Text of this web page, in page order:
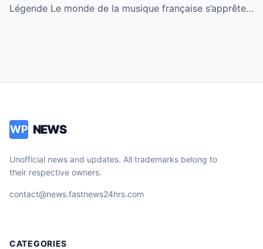
Légende Le monde de la musique française s’apprête…
WP NEWS
Unofficial news and updates. All trademarks belong to
their respective owners.
contact@news.fastnews24hrs.com
CATEGORIES